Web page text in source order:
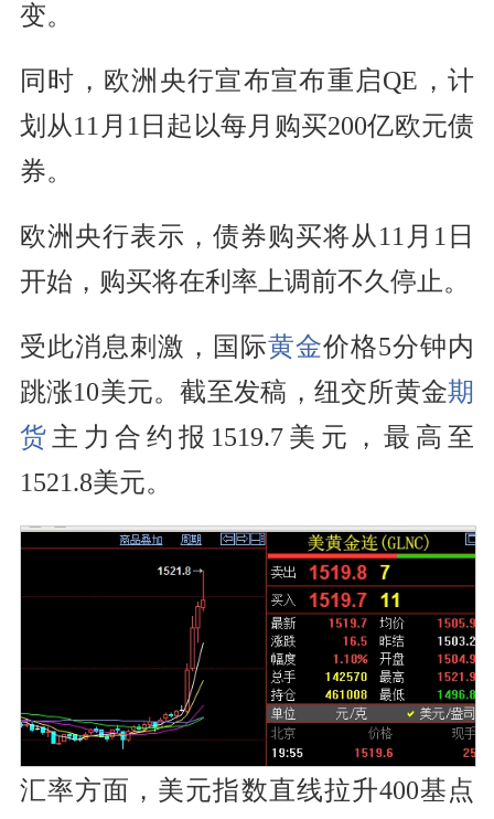
变。
同时，欧洲央行宣布宣布重启QE，计
划从11月1日起以每月购买200亿欧元债
券。
欧洲央行表示，债券购买将从11月1日
开始，购买将在利率上调前不久停止。
受此消息刺激，国际黄金价格5分钟内
跳涨10美元。截至发稿，纽交所黄金期
货 主力合约报1519.7美元，最高至
1521.8美元。
汇率方面， 美元指数直线拉升400基点